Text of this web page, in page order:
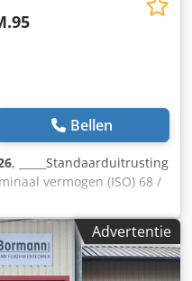
Bellen
, _____Standaarduitrusting
vermogen (ISO) 68 /
vermogen 71 / 95 kW / pk
Nm bij 1500
/ AP 44MBTN-D5Schone
STAGE 5Geregelde
Advertentie